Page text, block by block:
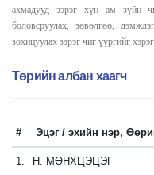
ахмадууд зэрэг хүн ам зүйн
боловсруулах, зөвөлгөө,
зохицуулах зэрэг чиг үүргийг
Төрийн албан хаагч
# Эцэг / эхийн нэр,
1. Н. МӨНХЦЭЦЭГ